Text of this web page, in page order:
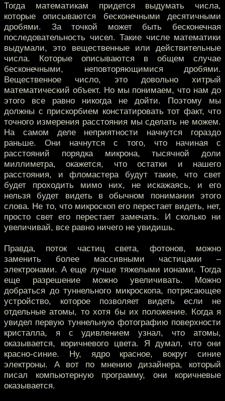
Тогда математикам придется выдумать числа,
которые описываются бесконечными десятичными
дробями. За точкой может быть бесконечная
последовательность чисел. Такие числе математики
выдумали, это вещественные или действительные
числа. Которые описываются в общем случае
бесконечными, неповторяющимися дробями.
Вещественное число, это довольно хитрый
математический объект. Но мы понимаем, что нам до
этого все равно никогда не дойти. Поэтому мы
должны с прискорбием констатировать тот факт, что
точного измерения расстояния мы сделать не можем.
На самом деле неприятности начнутся гораздо
раньше. Они начнутся с того, что начиная с
расстояний порядка микрона, тысячной доли
миллиметра, окажется, что остатки и нашего
расстояния, и фломастера будут такие, что свет
будет проходить мимо них, не искажаясь, и его
нельзя будет видеть в обычном понимании этого
слова. Не то, что микроскоп его перестает видеть, нет,
просто свет его перестает замечать. И сколько ни
увеличивай, все равно ничего не увидишь.
Правда, поток частиц света, фотонов, можно
заменить более массивными частицами –
электронами. А еще лучше тяжелыми ионами. Тогда
еще разрешение можно увеличивать. Можно
добраться до туннельного микроскопа, потрясающее
устройство, которое позволяет видеть если не
отдельные атомы, то хотя бы их положение. Когда я
увидел первую туннельную фотографию поверхности
кристалла, я с удивлением узнал, что атомы,
оказывается, коричневого цвета. Я думал, что они
красно-синие. Ну, ядро красное, вокруг синие
электроны. А вот по мнению дизайнера, который
писал компьютерную программу, они коричневые
оказывается.